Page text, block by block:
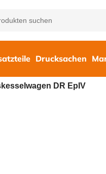
Drucksachen
DR EpIV